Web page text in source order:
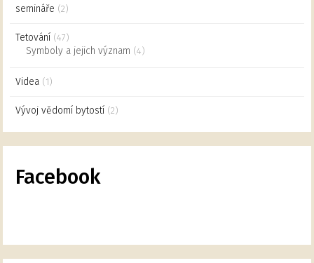
semináře (2)
Tetování (47)
Symboly a jejich význam (4)
Videa (1)
Vývoj vědomí bytostí (2)
Facebook